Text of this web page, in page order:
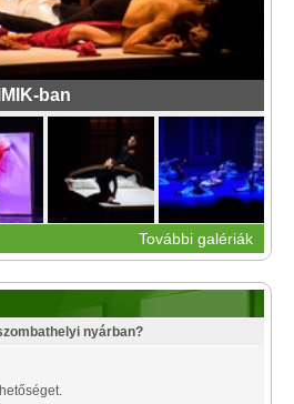
ban
További galériák
nyárban?